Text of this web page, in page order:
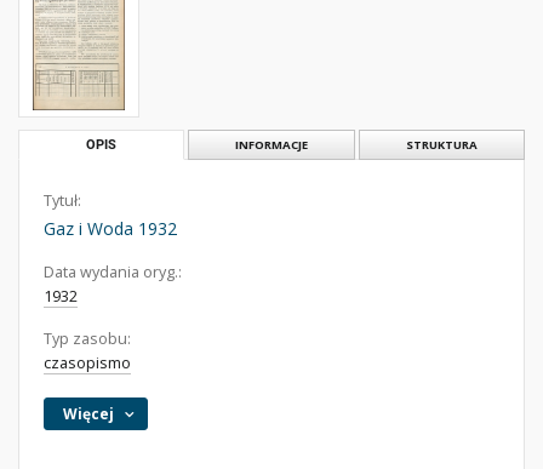
OPIS INFORMACJE STRUKTURA
Tytuł:
Gaz i Woda 1932
Data wydania oryg.:
1932
Typ zasobu:
czasopismo
Więcej